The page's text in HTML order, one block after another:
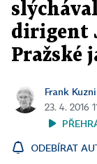
dirigent
Pražské
Frank
23. 4. 2016
ODEBÍRAT